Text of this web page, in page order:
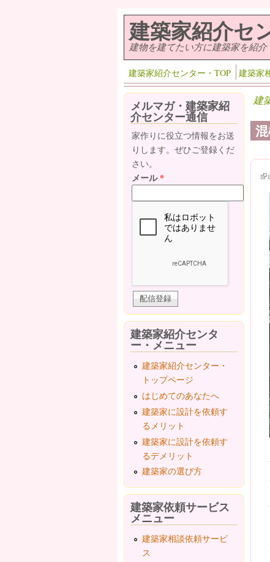
建築家紹介セ
建物を建てたい方に建築家を紹
建築家紹介センター・TOP 建築家
建
メルマガ・建築家紹
介センター通信
家作りに役立つ情報をお送
りします。ぜひご登録くだ
さい。
メール*
建築家紹介センタ
ー・メニュー
建築家紹介センター・
トップページ
はじめてのあなたへ
建築家に設計を依頼す
るメリット
建築家に設計を依頼す
るデメリット
建築家の選び方
建築家依頼サービス
メニュー
建築家相談依頼サービ
ス